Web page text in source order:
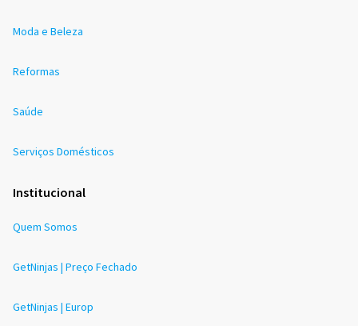
Moda e Beleza
Reformas
Saúde
Serviços Domésticos
Institucional
Quem Somos
GetNinjas | Preço Fechado
GetNinjas | Europ